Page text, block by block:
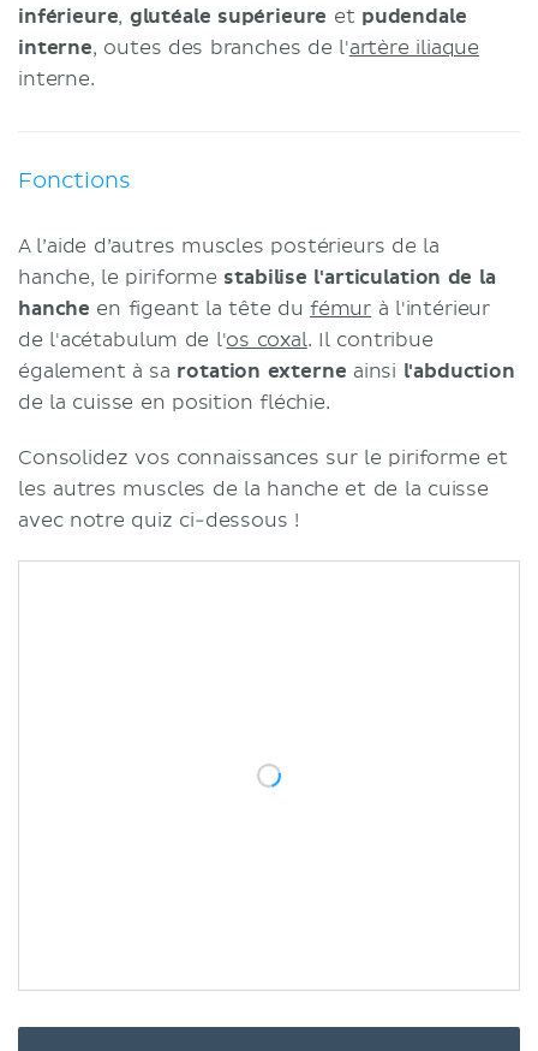
inférieure, glutéale supérieure et pudendale
interne, outes des branches de l'artère iliaque
interne.
Fonctions
A l’aide d’autres muscles postérieurs de la
hanche, le piriforme stabilise l'articulation de la
hanche en figeant la tête du fémur à l'intérieur
de l'acétabulum de l'os coxal. Il contribue
également à sa rotation externe ainsi l'abduction
de la cuisse en position fléchie.
Consolidez vos connaissances sur le piriforme et
les autres muscles de la hanche et de la cuisse
avec notre quiz ci-dessous !